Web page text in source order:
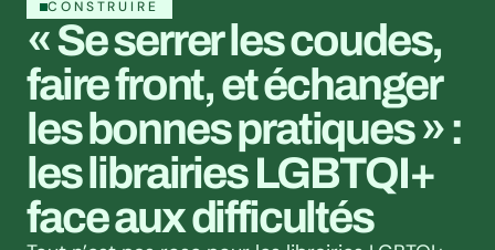
CONSTRUIRE
« Se serrer les coudes,
faire front, et échanger
les bonnes pratiques » :
les librairies LGBTQI+
face aux difficultés